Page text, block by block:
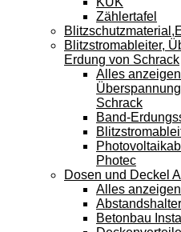
Zählertafel
Blitzstromableiter,
Erdung von Schrack
Alles
Schrack
Band-
Photec
Dosen und Deckel
Alles
Betonbau